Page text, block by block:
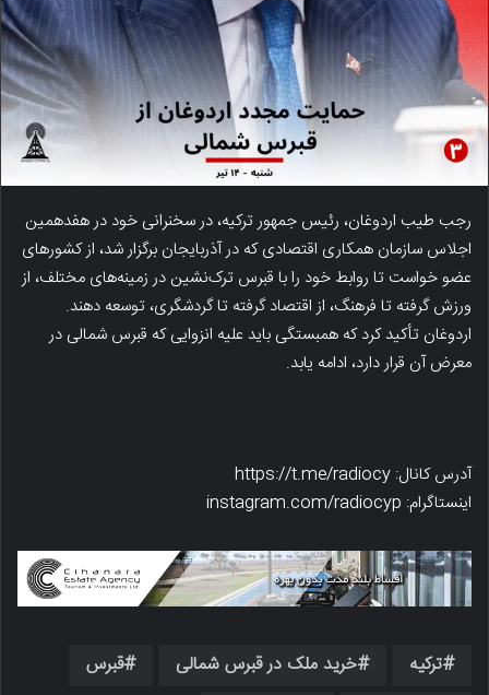
رجب طیب اردوغان، رئیس جمهور ترکیه، در سخنرانی خود در هفدهمین
اجلاس سازمان همکاری اقتصادی که در آذربایجان برگزار شد، از کشورهای
عضو خواست تا روابط خود را با قبرس ترک‌نشین در زمینه‌های مختلف، از
ورزش گرفته تا فرهنگ، از اقتصاد گرفته تا گردشگری، توسعه دهند.
اردوغان تأکید کرد که همبستگی باید علیه انزوایی که قبرس شمالی در
معرض آن قرار دارد، ادامه یابد.
آدرس کانال: https://t.me/radiocy
اینستاگرام: instagram.com/radiocyp
ترکیه خرید ملک در قبرس شمالی
قبرس